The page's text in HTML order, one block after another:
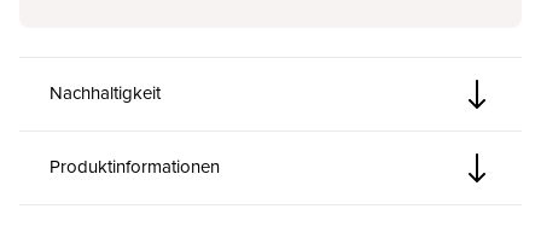
Nachhaltigkeit
Produktinformationen